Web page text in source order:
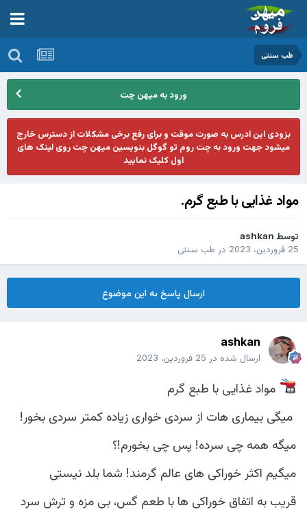
طب سنتی
ورود به میهن چت
بزودی این ادرس به صورت موقت و برای رفع برخی مشکلات از دسترس خارج
میشود جهت ورود به چت روم تو گوگل بنویسین میهن چت روی لینک های
اول کلیک نمایید
مواد غذایی با طبع گرم.
توسط ashkan
25 فروردین، 2023
در طب سنتی
ارسال پاسخ به این موضوع
ashkan
ارسال شده در 25 فروردین، 2023
مواد غذایی با طبع گرم
میگی بیماری هات از سردی خواری زیاده کمتر سردی بخور!
میگه همه چی سرده! پس چی بخورم!؟
میگیم اکثر خوراکی های عالم گرمند! شما بلد نیستی
قریب به اتفاق خوراکی ها با طعم گس، بی مزه و ترش سرد